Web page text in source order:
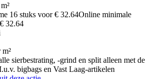
m²
16 stuks voor€ 32.64Online minimale
€ 32.64
m²
sierbestrating, -grind en split alleen met de
bigbags en Vast Laag-artikelen